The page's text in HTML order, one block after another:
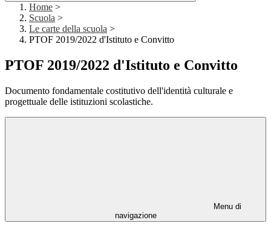
Home >
Scuola >
Le carte della scuola >
PTOF 2019/2022 d'Istituto e Convitto
PTOF 2019/2022 d'Istituto e Convitto
Documento fondamentale costitutivo dell'identità culturale e
progettuale delle istituzioni scolastiche.
Menu di
navigazione